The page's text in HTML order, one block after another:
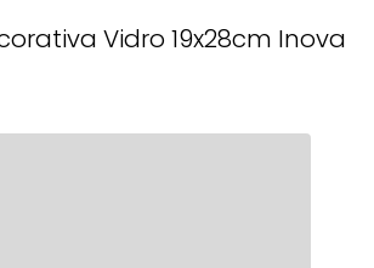
Vidro 19x28cm Inova